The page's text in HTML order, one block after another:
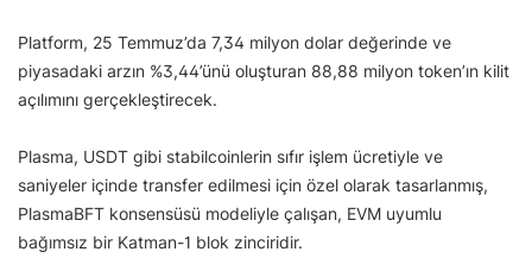
Platform, 25 Temmuz’da 7,34 milyon dolar değerinde ve
piyasadaki arzın %3,44’ünü oluşturan 88,88 milyon token’ın kilit
açılımını gerçekleştirecek.
Plasma, USDT gibi stabilcoinlerin sıfır işlem ücretiyle ve
saniyeler içinde transfer edilmesi için özel olarak tasarlanmış,
PlasmaBFT konsensüsü modeliyle çalışan, EVM uyumlu
bağımsız bir Katman-1 blok zinciridir.